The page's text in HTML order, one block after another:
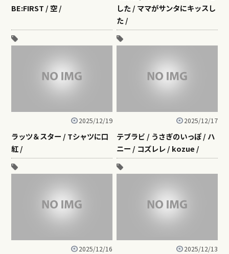
BE:FIRST / 空 /
した / ママがサンタにキッスし
た /
2025/12/19
ラッツ＆スター / Tシャツに口
紅 /
2025/12/17
テブラビ / うさぎのいっぽ / ハ
ニー / コズレレ / kozue /
2025/12/16 2025/12/13